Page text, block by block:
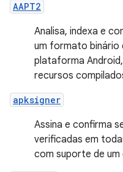
AAPT2
Analisa, indexa e
um formato binário
plataforma
recursos
apksigner
Assina e confirma
verificadas em
com suporte de um